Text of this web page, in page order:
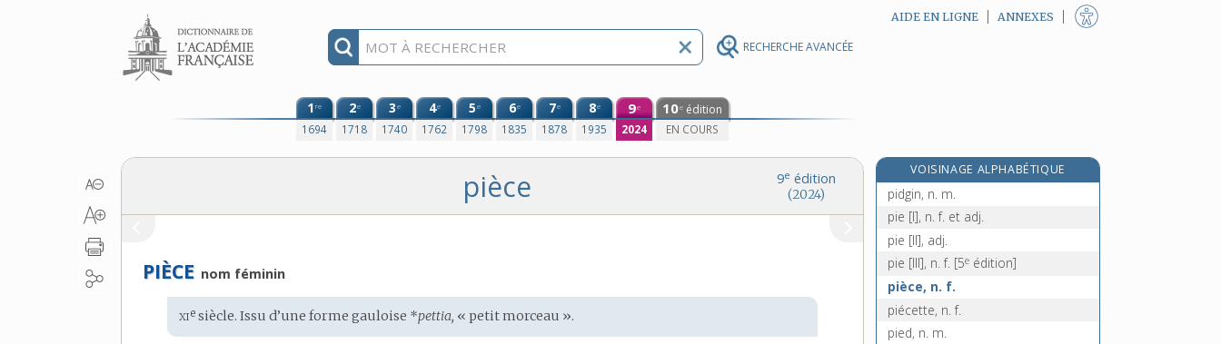
RECHERCHE AVANCÉE
Aller au contenu AIDE EN LIGNE ANNEXES
1re
1694
2e
1718
3e
1740
4e
1762
5e
1798
6e
1835
7e
1878
8e
1935
9e
2024
10e édition
EN COURS
9e édition
(2024)
pièce
PIÈCE nom féminin
Étymologie
:
xie siècle. Issu d’une formegauloise *pettia, « petit morceau ».
VOISINAGE ALPHABÉTIQUE
pic-vert, n. m.
pidgin, n. m.
pie [I], n. f. et adj.
pie [II], adj.
pie [III], n. f. [5e édition]
pièce, n. f.
piécette, n. f.
pied, n. m.